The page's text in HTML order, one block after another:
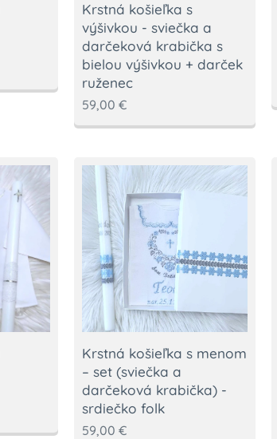
Krstná košieľka s
výšivkou - sviečka a
darčeková krabička s
bielou výšivkou + darček
ruženec
59,00 €
Krstná košieľka s menom
– set (sviečka a
darčeková krabička) -
srdiečko folk
59,00 €